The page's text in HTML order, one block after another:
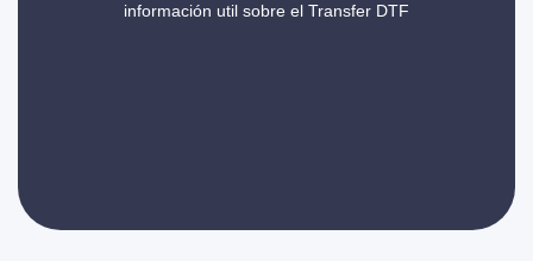
información util sobre el Transfer DTF